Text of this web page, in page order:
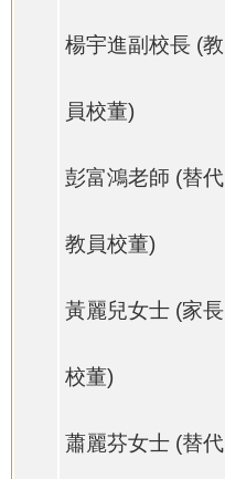
楊宇進副校長 (教
員校董)
彭富鴻老師 (替代
教員校董)
黃麗兒女士 (家長
校董)
蕭麗芬女士 (替代